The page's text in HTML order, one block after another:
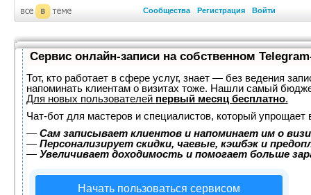
Сообщества Регистрация Войти
Сервис онлайн-записи на собственном
Тот, кто работает в сфере услуг, знает — без ведения
напоминать клиентам о визитах тоже. Нашли самый
Для новых пользователей первый месяц бесплатно.
Чат-бот для мастеров и специалистов, который упрощает
— Сам записывает клиентов и напоминает им о
— Персонализирует скидки, чаевые, кэшбэк и
— Увеличивает доходимость и помогает больше
Начать пользоваться сервисом